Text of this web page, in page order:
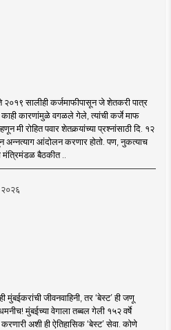
२०१९ सालीही कर्जमाफीपासून जे शेतकरी पात्र
कारणांमुळे वगळले गेले, त्यांची कर्जे माफ
मी रोहित पवार शेतकर्‍यांच्या प्रश्नांसाठी दि. १२
अन्नत्याग आंदोलन करणार होतो. पण, नुकत्याच
मंत्रिमंडळ बैठकीत ..
मुंबईकरांची जीवनवाहिनी, तर ‘बेस्ट’ ही जणू
मुंबईच्या वेगाला तब्बल गेली १५२ वर्षे
अशी ही ऐतिहासिक ‘बेस्ट’ सेवा. कोणे